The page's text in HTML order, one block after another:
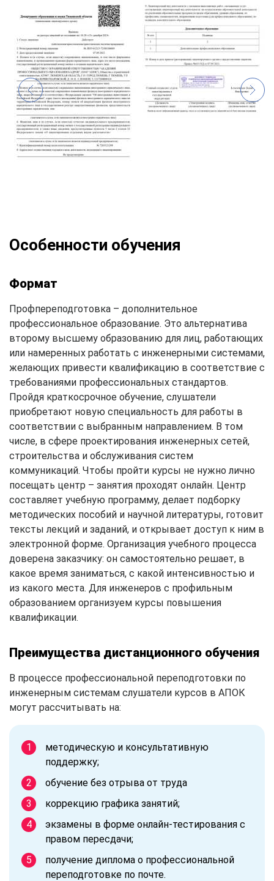
Особенности обучения
Формат
Профпереподготовка – дополнительное
профессиональное образование. Это альтернатива
второму высшему образованию для лиц, работающих
или намеренных работать с инженерными системами,
желающих привести квалификацию в соответствие с
требованиями профессиональных стандартов.
Пройдя краткосрочное обучение, слушатели
приобретают новую специальность для работы в
соответствии с выбранным направлением. В том
числе, в сфере проектирования инженерных сетей,
строительства и обслуживания систем
коммуникаций. Чтобы пройти курсы не нужно лично
посещать центр – занятия проходят онлайн. Центр
составляет учебную программу, делает подборку
методических пособий и научной литературы, готовит
тексты лекций и заданий, и открывает доступ к ним в
электронной форме. Организация учебного процесса
доверена заказчику: он самостоятельно решает, в
какое время заниматься, с какой интенсивностью и
из какого места. Для инженеров с профильным
образованием организуем курсы повышения
квалификации.
Преимущества дистанционного обучения
В процессе профессиональной переподготовки по
инженерным системам слушатели курсов в АПОК
могут рассчитывать на:
методическую и консультативную
поддержку;
обучение без отрыва от труда
коррекцию графика занятий;
экзамены в форме онлайн-тестирования с
правом пересдачи;
получение диплома о профессиональной
переподготовке по почте.